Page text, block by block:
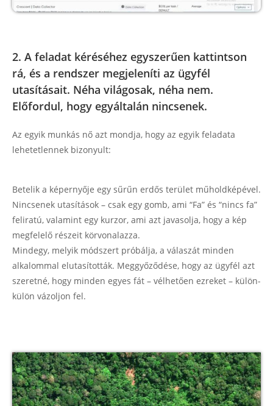
2. A feladat kéréséhez egyszerűen kattintson
rá, és a rendszer megjeleníti az ügyfél
utasításait. Néha világosak, néha nem.
Előfordul, hogy egyáltalán nincsenek.
Az egyik munkás nő azt mondja, hogy az egyik feladata
lehetetlennek bizonyult:
Betelik a képernyője egy sűrűn erdős terület műholdképével.
Nincsenek utasítások – csak egy gomb, ami “Fa” és “nincs fa”
feliratú, valamint egy kurzor, ami azt javasolja, hogy a kép
megfelelő részeit körvonalazza.
Mindegy, melyik módszert próbálja, a válaszát minden
alkalommal elutasították. Meggyőződése, hogy az ügyfél azt
szeretné, hogy minden egyes fát – vélhetően ezreket – külön-
külön vázoljon fel.